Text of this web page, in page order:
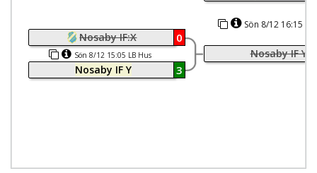
Nosaby IF:X 0
Sön 8/12 15:05 LB Hus
Nosaby IF Y 3
Sön 8/12 16:15
Nosaby IF Y